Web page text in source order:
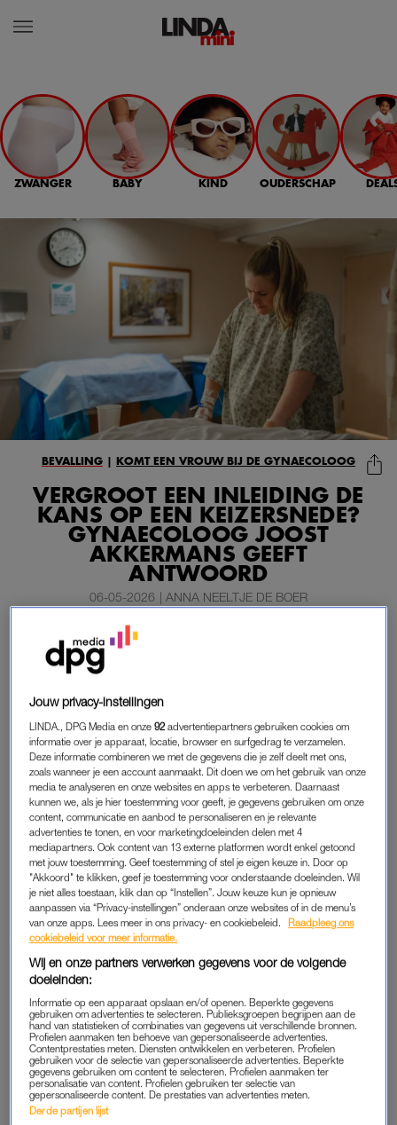
ZWANGER BABY KIND OUDERSCHAP
VERGROOT EEN INLEIDING DE
KANS OP EEN KEIZERSNEDE?
GYNAECOLOOG JOOST
AKKERMANS GEEFT
ANTWOORD
BEVALLING KOMT EEN VROUW BIJ DE GYNAECOLOOG
06-05-2026 | ANNA NEELTJE DE BOER
Er kunnen verschillende redenen zijn om een bevalling
in te leiden, maar niet iedereen vindt dat een fijn idee.
keizersnede groter is na een inleiding, maar klopt dat
wel?
In de rubriekKomt een vrouw bij de gynaecolooggeeft
gynaecoloog Joost Akkermans antwoord op veelgestelde
vragen.
KANS OP EEN KEIZERSNEDE
“Deze vraag kun je met ‘ja’ en ‘nee’ beantwoorden”, aldus dr.
Akkermans. “Eigenlijk weten we het niet goed. Er is veel
onderzoek naar gedaan. Ook in Nederland is onderzocht of er
een hoger risico is opeen keizersnede
een belangrijk probleem daarbij isbias by indication: als je
bijvoorbeeld eenzwangerschapsvergiftiging, dan kan die
reden invloed hebben.”
Er kunnen verschillende redenen zijn om een bevalling op te
wekken, zoals hoge bloeddruk, problemen met de groei van
de baby of een zwangerschap die te lang duurt. “In Amerika
Jouw privacy-instellingen
LINDA., DPG Media en onze92 advertentiepartners gebruiken cookies om
informatie over je apparaat, locatie, browser en surfgedrag te verzamelen.
Deze informatie combineren we met de gegevens die je zelf deelt met ons,
zoals wanneer je een account aanmaakt. Dit doen we om het gebruik van onze
media te analyseren en onze websites en apps te verbeteren. Daarnaast
kunnen we, als je hier toestemming voor geeft, je gegevens gebruiken om onze
content, communicatie en aanbod te personaliseren en je relevante
advertenties te tonen, en voor marketingdoeleinden delen met 4
mediapartners. Ook content van 13 externe platformen wordt enkel getoond
met jouw toestemming. Geef toestemming of stel je eigen keuze in. Door op
"Akkoord" te klikken, geef je toestemming voor onderstaande doeleinden. Wil
je niet alles toestaan, klik dan op “Instellen”. Jouw keuze kun je opnieuw
aanpassen via “Privacy-instellingen” onderaan onze websites of in de menu’s
van onze apps. Lees meer in ons privacy- en cookiebeleid.
Raadpleeg ons
cookiebeleid voor meer informatie.
Wij en onze partners verwerken gegevens voor de volgende
doeleinden:
Informatie op een apparaat opslaan en/of openen. Beperkte gegevens
gebruiken om advertenties te selecteren. Publieksgroepen begrijpen aan de
hand van statistieken of combinaties van gegevens uit verschillende bronnen.
Profielen aanmaken ten behoeve van gepersonaliseerde advertenties.
Contentprestaties meten. Diensten ontwikkelen en verbeteren. Profielen
gebruiken voor de selectie van gepersonaliseerde advertenties. Beperkte
gegevens gebruiken om content te selecteren. Profielen aanmaken ter
personalisatie van content. Profielen gebruiken ter selectie van
gepersonaliseerde content. De prestaties van advertenties meten.
Derde partijen lijst